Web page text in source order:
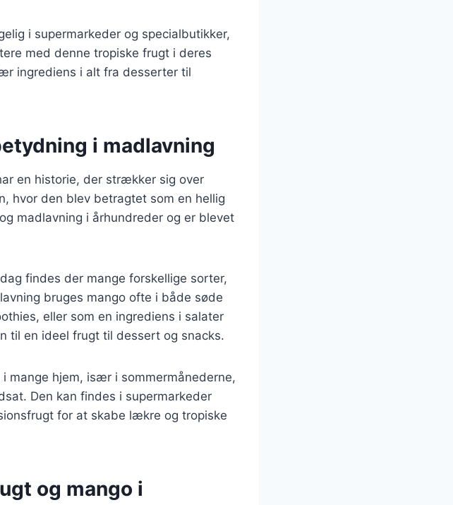
i supermarkeder og specialbutikker,
med denne tropiske frugt i deres
ingrediens i alt fra desserter til
i madlavning
en historie, der strækker sig over
hvor den blev betragtet som en hellig
madlavning i århundreder og er blevet
findes der mange forskellige sorter,
bruges mango ofte i både søde
eller som en ingrediens i salater
til en ideel frugt til dessert og snacks.
mange hjem, især i sommermånederne,
Den kan findes i supermarkeder
for at skabe lækre og tropiske
og mango i